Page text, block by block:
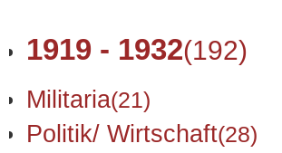
1919 - 1932(192)
Militaria(21)
Politik/ Wirtschaft(28)